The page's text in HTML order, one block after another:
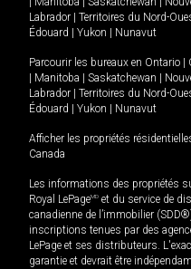
Labrador
Territoires du Nord-
Édouard
Yukon Nunavut
Parcourir les bureaux en Ontario
Manitoba Saskatchewan
Labrador
Territoires du Nord-
Édouard
Yukon Nunavut
Afficher les propriétés
Canada
Les informations des propriétés
Royal LePageMD et du service de
canadienne de l’immobilier
inscriptions tenues par des
LePage et ses distributeurs.
garantie et devrait être